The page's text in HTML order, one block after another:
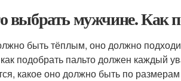
выбрать мужчине. Как
быть тёплым, оно должно
подобрать пальто должен каждый
какое оно должно быть по